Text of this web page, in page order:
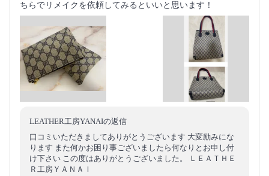
ちらでリメイクを依頼してみるといいと思います！
LEATHER工房YANAIの返信
口コミいただきましてありがとうございます 大変励みにな
ります また何かお困り事ございましたら何なりとお申し付
け下さい この度はありがとうございました。 ＬＥＡＴＨＥ
Ｒ工房ＹＡＮＡＩ